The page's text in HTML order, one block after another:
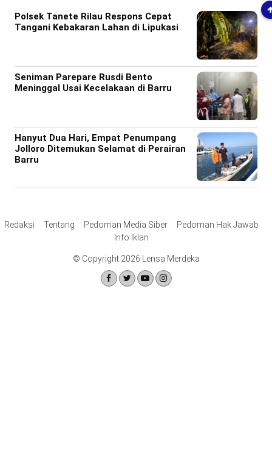
Polsek Tanete Rilau Respons Cepat
Tangani Kebakaran Lahan di Lipukasi
Seniman Parepare Rusdi Bento
Meninggal Usai Kecelakaan di Barru
Hanyut Dua Hari, Empat Penumpang
Jolloro Ditemukan Selamat di Perairan
Barru
Redaksi Tentang Pedoman Media Siber
Pedoman Hak Jawab
Info Iklan
© Copyright 2026 Lensa Merdeka